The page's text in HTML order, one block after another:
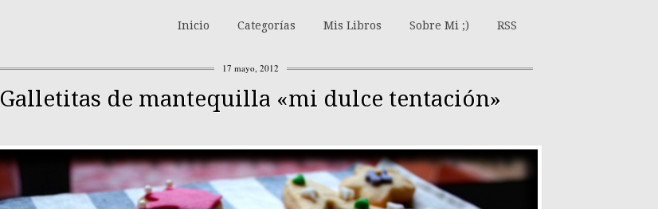
Inicio Categorías Mis Libros Sobre Mi ;) RSS
17 mayo, 2012
Galletitas de mantequilla «mi dulce tentación»